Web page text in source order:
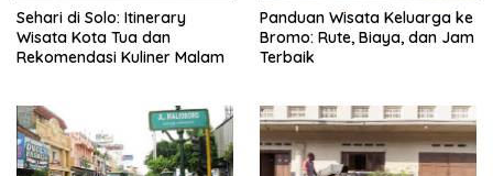
Sehari di Solo: Itinerary
Wisata Kota Tua dan
Rekomendasi Kuliner Malam
Panduan Wisata Keluarga ke
Bromo: Rute, Biaya, dan Jam
Terbaik